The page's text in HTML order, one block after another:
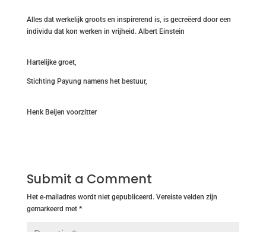
Alles dat werkelijk groots en inspirerend is, is gecreëerd door een
individu dat kon werken in vrijheid. Albert Einstein
Hartelijke groet,
Stichting Payung namens het bestuur,
Henk Beijen voorzitter
Submit a Comment
Het e-mailadres wordt niet gepubliceerd. Vereiste velden zijn
gemarkeerd met *